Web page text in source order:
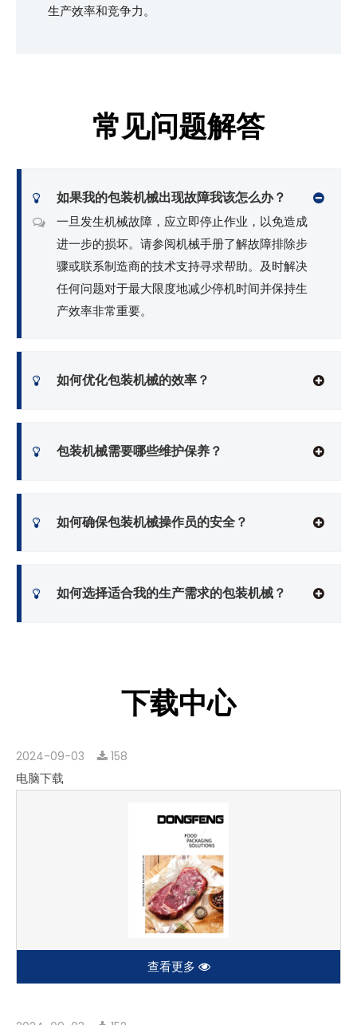
生产效率和竞争力。
常见问题解答
如果我的包装机械出现故障我该怎么办？
一旦发生机械故障，应立即停止作业，以免造成
进一步的损坏。请参阅机械手册了解故障排除步
骤或联系制造商的技术支持寻求帮助。及时解决
任何问题对于最大限度地减少停机时间并保持生
产效率非常重要。
如何优化包装机械的效率？
包装机械需要哪些维护保养？
如何确保包装机械操作员的安全？
如何选择适合我的生产需求的包装机械？
下载中心
2024-09-03 158
电脑下载
查看更多